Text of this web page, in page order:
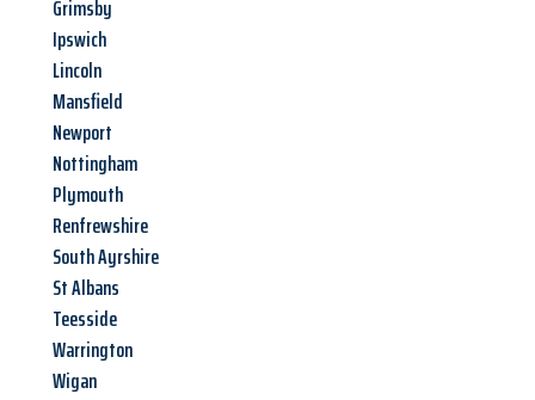
Grimsby
Ipswich
Lincoln
Mansfield
Newport
Nottingham
Plymouth
Renfrewshire
South Ayrshire
St Albans
Teesside
Warrington
Wigan